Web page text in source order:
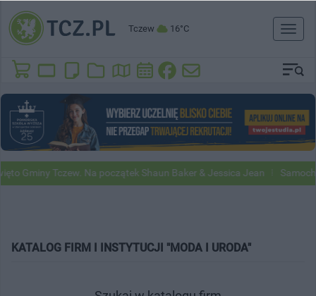
Tczew 16°C
Toggle
Gminy Tczew. Na początek Shaun Baker & Jessica Jean
KATALOG FIRM I INSTYTUCJI "MODA I URODA"